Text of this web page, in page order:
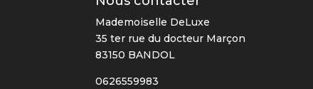
Mademoiselle DeLuxe
35 ter rue du docteur Marçon
83150 BANDOL
0626559983